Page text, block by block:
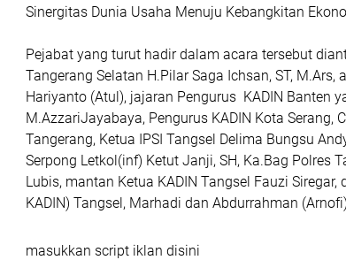
Sinergitas Dunia Usaha Menuju Kebangkitan
Pejabat yang turut hadir dalam acara tersebut
Tangerang Selatan H.Pilar Saga Ichsan, ST, M.Ars,
Hariyanto (Atul), jajaran Pengurus KADIN Banten
M.AzzariJayabaya, Pengurus KADIN Kota Serang,
Tangerang, Ketua IPSI Tangsel Delima Bungsu
Serpong Letkol(inf) Ketut Janji, SH, Ka.Bag Polres
Lubis, mantan Ketua KADIN Tangsel Fauzi
KADIN) Tangsel, Marhadi dan Abdurrahman
masukkan script iklan disini